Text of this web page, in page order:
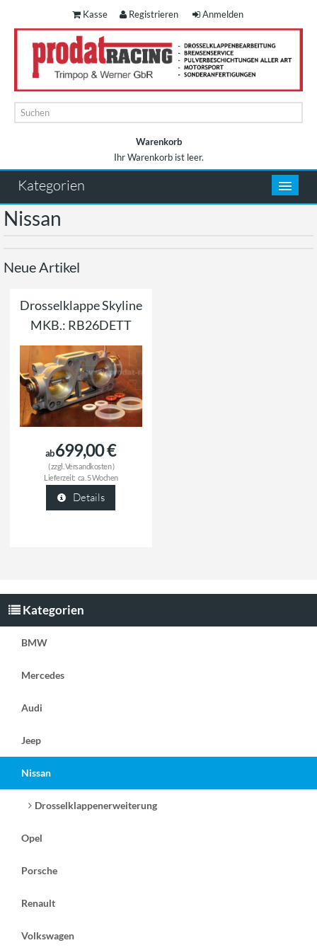
Kasse Registrieren Anmelden
Warenkorb
Ihr Warenkorb ist leer.
Kategorien
Nissan
Neue Artikel
Drosselklappe Skyline
MKB.: RB26DETT
ab699,00 €
( zzgl. Versandkosten)
Lieferzeit: ca. 5 Wochen
Details
Kategorien
BMW
Mercedes
Audi
Jeep
Nissan
Drosselklappenerweiterung
Opel
Porsche
Renault
Volkswagen